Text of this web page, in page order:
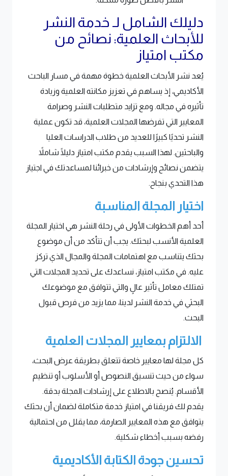
دليلك الشامل لـ خدمة النشر
للأبحاث العلمية: نصائح من
مكتب امتياز
يُعد نشر الأبحاث العلمية خطوة مهمة في مسار الباحث
الأكاديمي، إذ يساهم في تعزيز مكانته العلمية وزيادة
تأثيره في مجاله. ومع تزايد متطلبات النشر وصرامة
المعايير التي تفرضها المجلات العلمية، قد تكون عملية
النشر تحديًا كبيرًا للعديد من طلاب الدراسات العليا
والباحثين. لهذا السبب يقدم مكتب امتياز دليلًا شاملاً
يتضمن نصائح وإرشادات من خبرائنا لمساعدتك في اجتياز
هذا التحدي بنجاح.
اختيار المجلة المناسبة
أحد أهم الخطوات الأولى في رحلة النشر هي اختيار المجلة
العلمية الأنسب لبحثك. يجب أن تتأكد من أن موضوع
بحثك يتناسب مع اهتمامات المجلة والمجال الذي تركز
عليه. في مكتب امتياز، نساعدك على تحديد المجلات التي
تمتلك معامل تأثير عالٍ والتي تتوافق مع موضوعك
البحثي في خدمة النشر لدينا، مما يزيد من فرص قبول
البحث.
الالتزام بمعايير المجلات العلمية
كل مجلة لها معايير خاصة تتعلق بطريقة عرض البحث،
سواء من حيث تنسيق النصوص أو الأسلوب أو تنظيم
الأقسام. يُنصح بالاطلاع على إرشادات المجلة بدقة.
يقدم لك فريقنا في امتياز خدمة متكاملة لضمان أن بحثك
يتوافق مع هذه المعايير الصارمة، مما يقلل من احتمالية
رفضه بسبب أخطاء شكلية.
تحسين جودة الكتابة الأكاديمية